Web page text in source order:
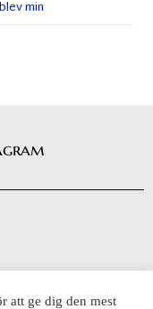
min
att ge dig den mest